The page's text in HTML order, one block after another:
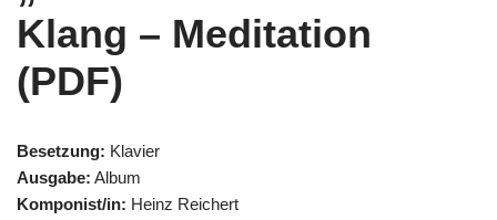
Klang – Meditation
(PDF)
Besetzung: Klavier
Ausgabe: Album
Komponist/in: Heinz Reichert